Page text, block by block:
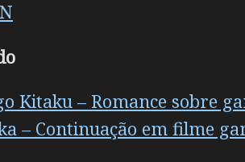
Kitaku – Romance sobre
– Continuação em filme